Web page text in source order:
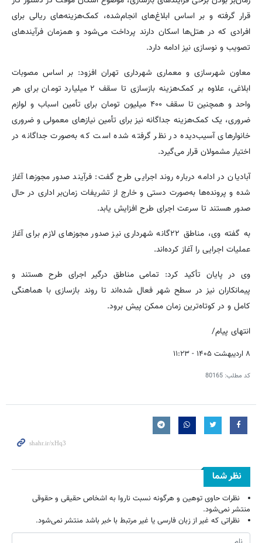
قرار گرفته و بر اساس ابلاغ‌های انجام‌شده، کمک‌هزینه‌های ریالی برای
افرادی که در هتل‌ها اسکان دارند پرداخت می‌شود و همزمان فرآیندهای
تصویب و نوسازی نیز ادامه دارد.
معاون شهرسازی و معماری شهرداری تهران افزود: بر اساس مصوبات
ابلاغی، علاوه بر کمک‌هزینه بازسازی تا سقف ۲ میلیارد تومان برای هر
واحد و همچنین تا سقف ۴۰۰ میلیون تومان برای تأمین اسباب و لوازم
ضروری، یک کمک‌هزینه جداگانه نیز برای تأمین نیازهای معمولی و ضروری
خانوارهای آسیب‌دیده در نظر گرفته شده است که به‌صورت جداگانه در
اختیار مشمولان قرار می‌گیرد.
آبادیان در ادامه درباره روند اجرایی طرح گفت: فرآیند صدور مجوزها آغاز
شده و پرونده‌ها به‌صورت دستی و خارج از تشریفات زمان‌بر اداری در حال
صدور هستند تا سرعت اجرای طرح افزایش یابد.
به گفته وی، مناطق ۲۲گانه شهرداری نیز صدور مجوزهای لازم برای آغاز
عملیات اجرایی را آغاز کرده‌اند.
وی در پایان تأکید کرد: تمامی مناطق درگیر اجرای طرح هستند و
پیمانکاران نیز در سطح شهر فعال شده‌اند تا روند بازسازی با هماهنگی
کامل و در کوتاه‌ترین زمان ممکن پیش برود.
انتهای پیام/
۸ اردیبهشت ۱۴۰۵ - ۱۱:۲۳
کد مطلب: 80165
نظر شما
نظرات حاوی توهین و هرگونه نسبت ناروا به اشخاص حقیقی و حقوقی
منتشر نمی‌شود.
نظراتی که غیر از زبان فارسی یا غیر مرتبط با خبر باشد منتشر نمی‌شود.